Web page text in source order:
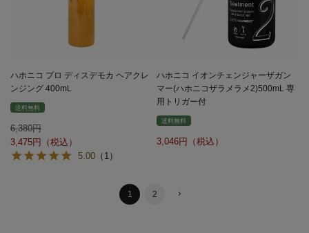
ハホニコ プロ ディスデモカ ヘアクレ
ンジング 400mL
送料無料
6,380
3,475
5.00 （1）
ハホニコ イオンチェンジャーザガン
マー(ハホニコザラメラメ2)500mL 専
用トリガー付
送料無料
3,046
1 2